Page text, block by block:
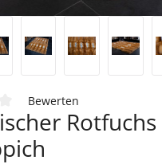
Bewertung von 0 von 5
Bewerten
Rotfuchs